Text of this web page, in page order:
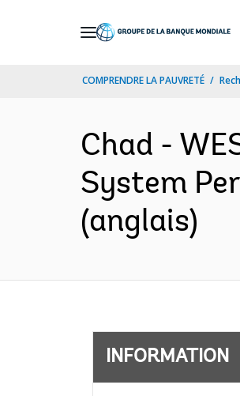
COMPRENDRE LA PAUVRETÉ
Chad -
System
(anglais)
INFORMATION